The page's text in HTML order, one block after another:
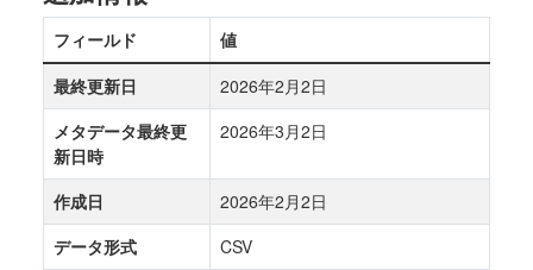
フィールド
値
最終更新日
2026年2月2日
メタデータ最終更
新日時
2026年3月2日
作成日
2026年2月2日
データ形式
CSV